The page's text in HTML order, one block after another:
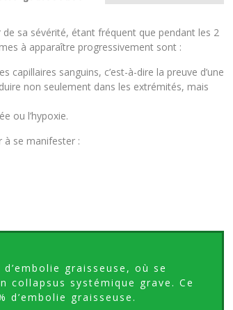
sa sévérité, étant fréquent que pendant les 2
à apparaître progressivement sont :
sanguins, c’est-à-dire la preuve d’une
non seulement dans les extrémités, mais
ou l’hypoxie.
à se manifester :
graisseuse, où se
systémique grave. Ce
graisseuse.